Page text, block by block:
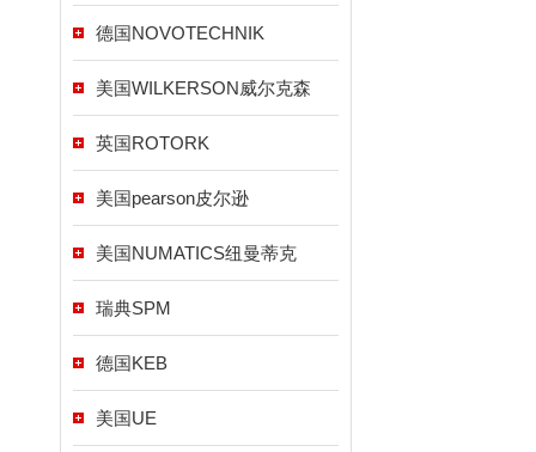
德国NOVOTECHNIK
美国WILKERSON威尔克森
英国ROTORK
美国pearson皮尔逊
美国NUMATICS纽曼蒂克
瑞典SPM
德国KEB
美国UE